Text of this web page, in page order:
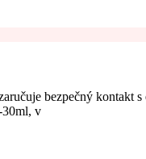
bezpečný
30ml, v